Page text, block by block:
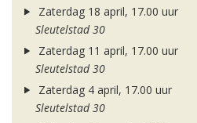
Zaterdag 18 april, 17.00 uur
Sleutelstad 30
Zaterdag 11 april, 17.00 uur
Sleutelstad 30
Zaterdag 4 april, 17.00 uur
Sleutelstad 30